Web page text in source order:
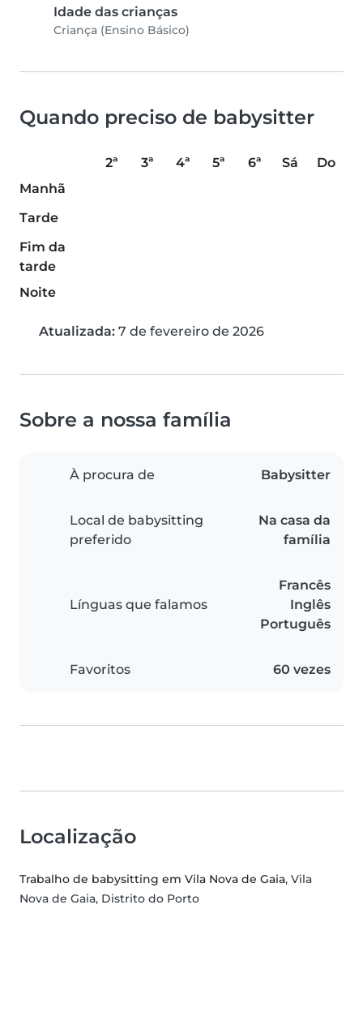
Idade das crianças
Criança (Ensino Básico)
Quando preciso de babysitter
2ª 3ª 4ª 5ª 6ª Sá
Do
Manhã
Tarde
Fim da
tarde
Noite
Atualizada: 7 de fevereiro de 2026
Sobre a nossa família
À procura de Babysitter
Local de babysitting
preferido
Na casa da
família
Línguas que falamos
Francês
Inglês
Português
Favoritos 60 vezes
Localização
Trabalho de babysitting em Vila Nova de Gaia, Vila
Nova de Gaia, Distrito do Porto